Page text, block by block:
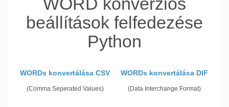
beállítások felfedezése
Python
WORDs konvertálása CSV
(Comma Seperated Values)
WORDs konvertálása DIF
(Data Interchange Format)